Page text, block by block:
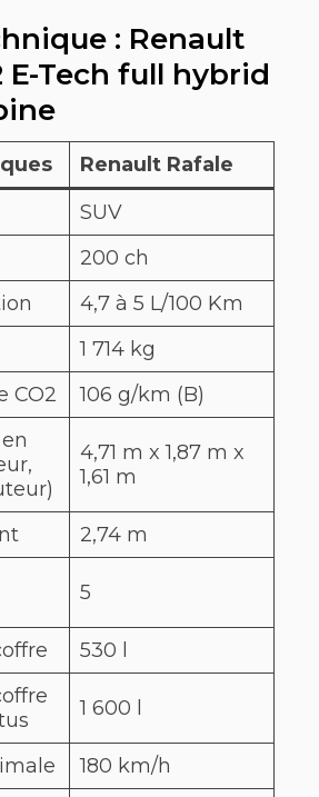
: Renault
E-Tech full hybrid
Renault Rafale
SUV
200 ch
4,7 à 5 L/100 Km
1 714 kg
CO2
106 g/km (B)
4,71 m x 1,87 m x
1,61 m
2,74 m
5
530 l
1 600 l
180 km/h